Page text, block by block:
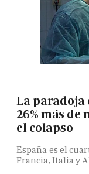
La paradoja
26% más de
el colapso
España es el
Francia, Italia y